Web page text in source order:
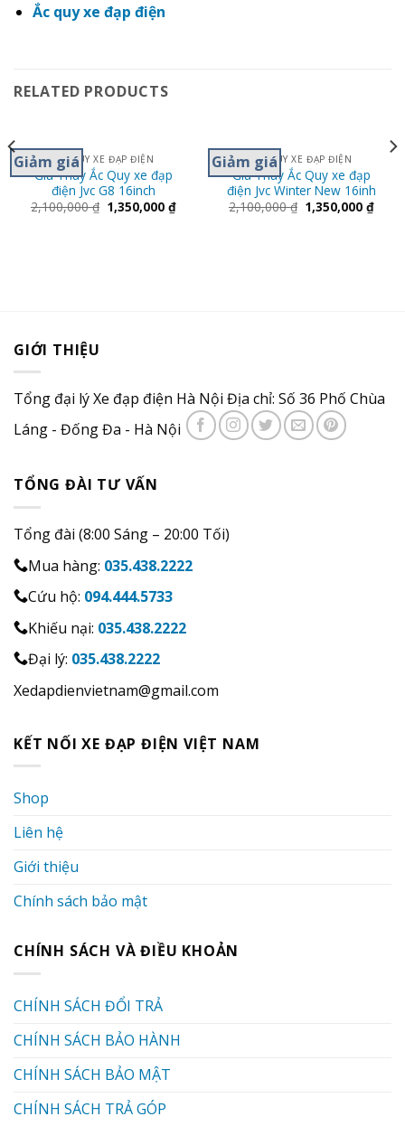
Ắc quy xe đạp điện
RELATED PRODUCTS
Giảm giáẮC QUY XE ĐẠP ĐIỆN
Giá Thay Ắc Quy xe đạp
điện Jvc G8 16inch
2,100,000₫ 1,350,000₫
Giảm giáẮC QUY XE ĐẠP ĐIỆN
Giá Thay Ắc Quy xe đạp
điện Jvc Winter New 16inh
2,100,000₫ 1,350,000₫
GIỚI THIỆU
Tổng đại lý Xe đạp điện Hà Nội Địa chỉ: Số 36 Phố Chùa
Láng - Đống Đa - Hà Nội
TỔNG ĐÀI TƯ VẤN
Tổng đài (8:00 Sáng – 20:00 Tối)
Mua hàng: 035.438.2222
Cứu hộ: 094.444.5733
Khiếu nại: 035.438.2222
Đại lý: 035.438.2222
Xedapdienvietnam@gmail.com
KẾT NỐI XE ĐẠP ĐIỆN VIỆT NAM
Shop
Liên hệ
Giới thiệu
Chính sách bảo mật
CHÍNH SÁCH VÀ ĐIỀU KHOẢN
CHÍNH SÁCH ĐỔI TRẢ
CHÍNH SÁCH BẢO HÀNH
CHÍNH SÁCH BẢO MẬT
CHÍNH SÁCH TRẢ GÓP